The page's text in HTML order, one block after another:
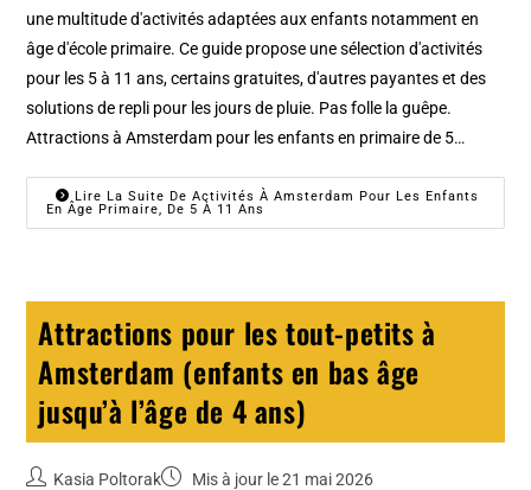
une multitude d'activités adaptées aux enfants notamment en
âge d'école primaire. Ce guide propose une sélection d'activités
pour les 5 à 11 ans, certains gratuites, d'autres payantes et des
solutions de repli pour les jours de pluie. Pas folle la guêpe.
Attractions à Amsterdam pour les enfants en primaire de 5…
Lire La Suite De Activités À Amsterdam Pour Les Enfants
En Âge Primaire, De 5 À 11 Ans
Attractions pour les tout-petits à
Amsterdam (enfants en bas âge
jusqu’à l’âge de 4 ans)
Kasia Poltorak Mis à jour le 21 mai 2026